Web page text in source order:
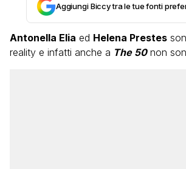
Aggiungi Biccy tra le tue fonti
Antonella Elia ed Helena Prestes
reality e infatti anche a The 50 non